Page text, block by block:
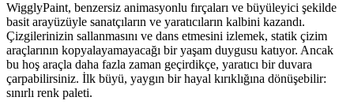
WigglyPaint, benzersiz animasyonlu fırçaları ve büyüleyici şekilde
basit arayüzüyle sanatçıların ve yaratıcıların kalbini kazandı.
Çizgilerinizin sallanmasını ve dans etmesini izlemek, statik çizim
araçlarının kopyalayamayacağı bir yaşam duygusu katıyor. Ancak
bu hoş araçla daha fazla zaman geçirdikçe, yaratıcı bir duvara
çarpabilirsiniz. İlk büyü, yaygın bir hayal kırıklığına dönüşebilir:
sınırlı renk paleti.